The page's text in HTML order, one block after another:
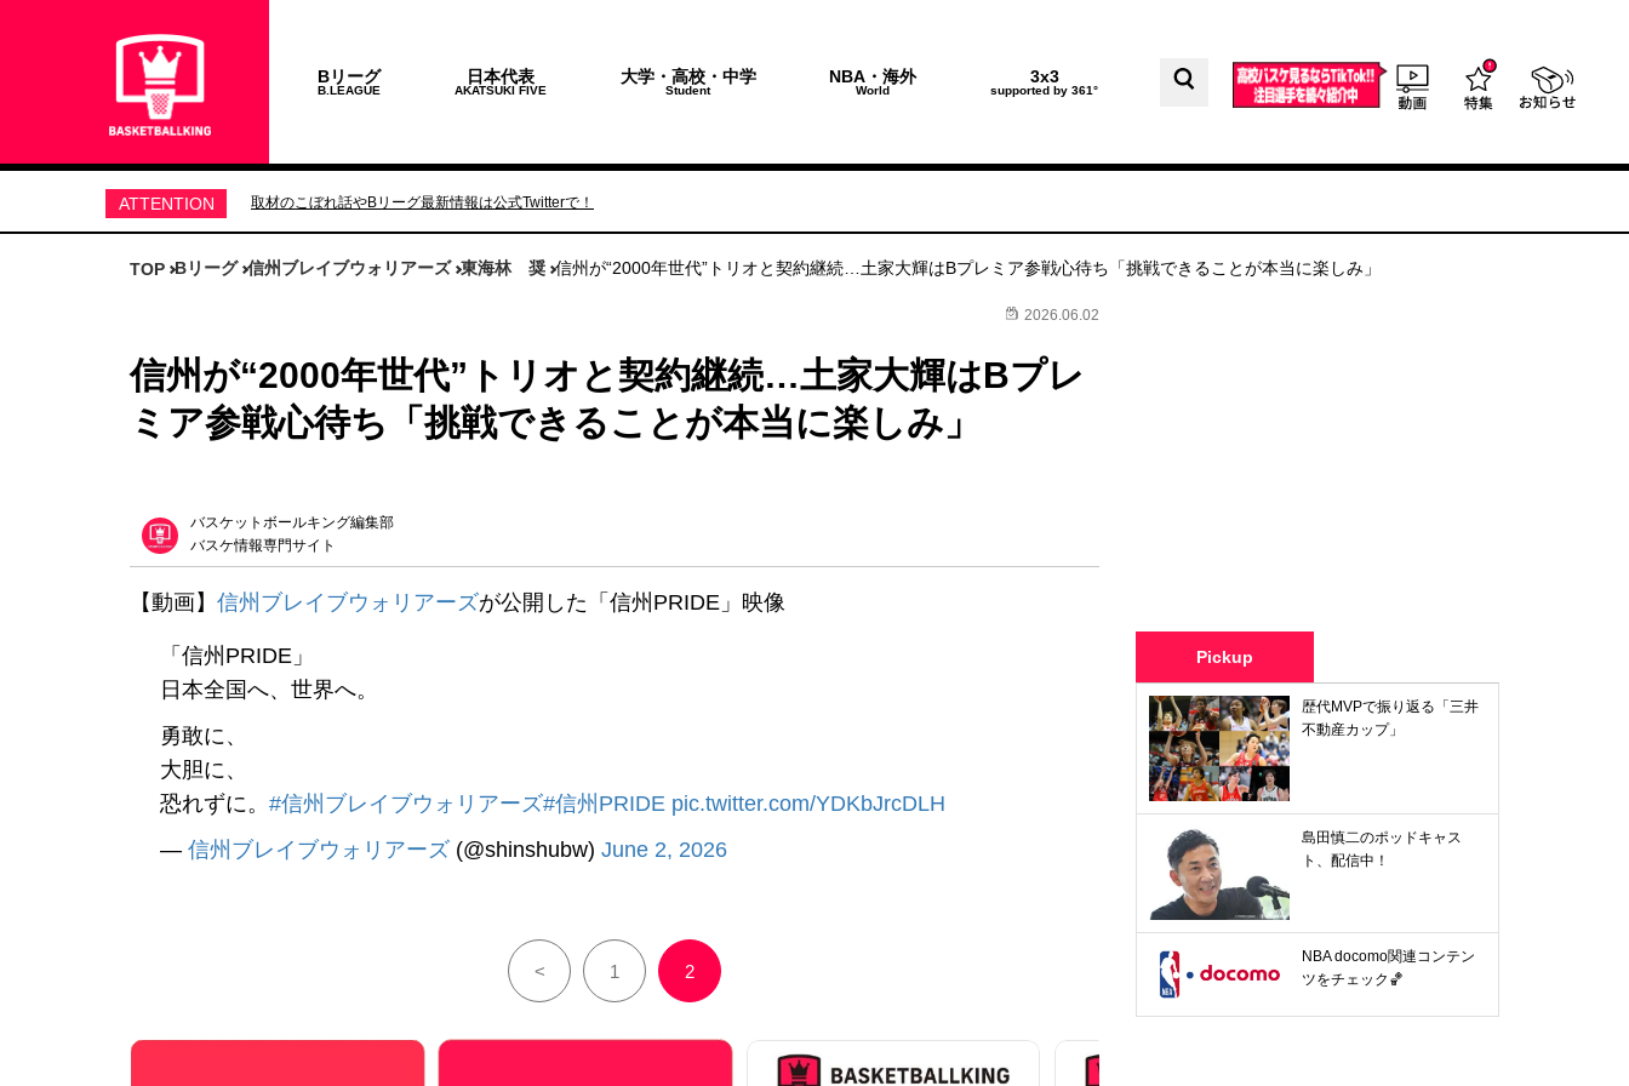
Bリーグ
B.LEAGUE
日本代表
AKATSUKI FIVE
大学・高校・中学
Student
NBA・海外
World
3x3
supported by 361°
ATTENTION 取材のこぼれ話やBリーグ最新情報は公式Twitterで！
TOP Bリーグ 信州ブレイブウォリアーズ 東海林 奨 信州が“2000年世代”トリオと契約継続…土家大輝はBプレミア参戦心待ち「挑戦できることが本当に楽しみ」
2026.06.02
信州が“2000年世代”トリオと契約継続…土家大輝はBプレ
ミア参戦心待ち「挑戦できることが本当に楽しみ」
バスケットボールキング編集部
バスケ情報専門サイト
【動画】 信州ブレイブウォリアーズが公開した「信州PRIDE」映像
「信州PRIDE」
日本全国へ、世界へ。
勇敢に、
大胆に、
恐れずに。 #信州ブレイブウォリアーズ#信州PRIDE pic.twitter.com/YDKbJrcDLH
— 信州ブレイブウォリアーズ (@shinshubw) June 2, 2026
< 1 2
Pickup
歴代MVPで振り返る「三井
不動産カップ」
島田慎二のポッドキャス
ト、配信中！
NBA docomo関連コンテン
ツをチェック🏀